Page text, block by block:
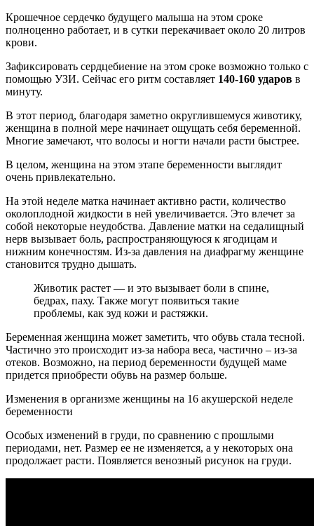
Крошечное сердечко будущего малыша на этом сроке
полноценно работает, и в сутки перекачивает около 20 литров
крови.
Зафиксировать сердцебиение на этом сроке возможно только с
помощью УЗИ. Сейчас его ритм составляет 140-160 ударов в
минуту.
В этот период, благодаря заметно округлившемуся животику,
женщина в полной мере начинает ощущать себя беременной.
Многие замечают, что волосы и ногти начали расти быстрее.
В целом, женщина на этом этапе беременности выглядит
очень привлекательно.
На этой неделе матка начинает активно расти, количество
околоплодной жидкости в ней увеличивается. Это влечет за
собой некоторые неудобства. Давление матки на седалищный
нерв вызывает боль, распространяющуюся к ягодицам и
нижним конечностям. Из-за давления на диафрагму женщине
становится трудно дышать.
Животик растет — и это вызывает боли в спине,
бедрах, паху. Также могут появиться такие
проблемы, как зуд кожи и растяжки.
Беременная женщина может заметить, что обувь стала тесной.
Частично это происходит из-за набора веса, частично – из-за
отеков. Возможно, на период беременности будущей маме
придется приобрести обувь на размер больше.
Изменения в организме женщины на 16 акушерской неделе
беременности
Особых изменений в груди, по сравнению с прошлыми
периодами, нет. Размер ее не изменяется, а у некоторых она
продолжает расти. Появляется венозный рисунок на груди.